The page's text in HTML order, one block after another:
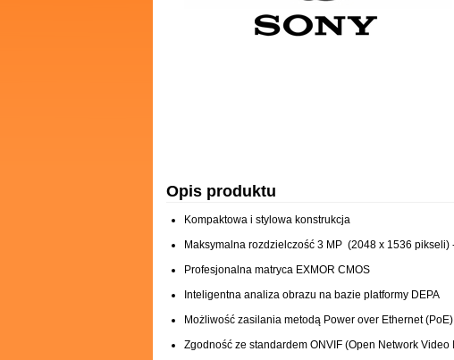
Opis produktu
Kompaktowa i stylowa konstrukcja
Maksymalna rozdzielczość 3 MP (2048 x 1536 pikseli)
Profesjonalna matryca EXMOR CMOS
Inteligentna analiza obrazu na bazie platformy DEPA
Możliwość zasilania metodą Power over Ethernet (PoE)
Zgodność ze standardem ONVIF (Open Network Video